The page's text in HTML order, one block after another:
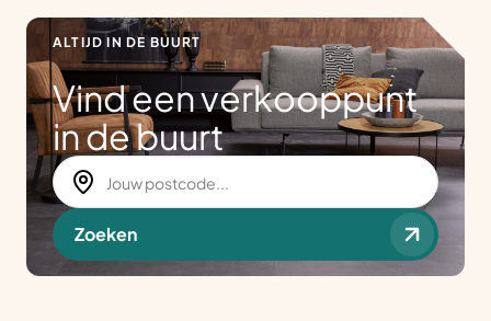
ALTIJD IN DE BUURT
Vind een verkooppunt
in de buurt
Zoeken